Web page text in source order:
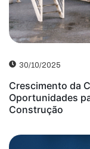
30/10/2025
Crescimento da
Oportunidades
Construção